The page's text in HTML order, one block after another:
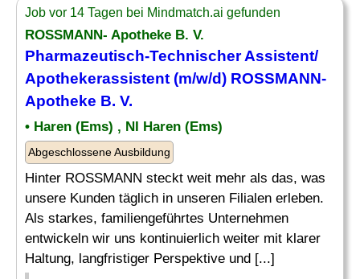
Job vor 14 Tagen bei Mindmatch.ai gefunden
ROSSMANN- Apotheke B. V.
Pharmazeutisch-Technischer Assistent/
Apothekerassistent (m/w/d) ROSSMANN-
Apotheke B. V.
• Haren (Ems) , NI Haren (Ems)
Abgeschlossene Ausbildung
Hinter ROSSMANN steckt weit mehr als das, was
unsere Kunden täglich in unseren Filialen erleben.
Als starkes, familiengeführtes Unternehmen
entwickeln wir uns kontinuierlich weiter mit klarer
Haltung, langfristiger Perspektive und [...]